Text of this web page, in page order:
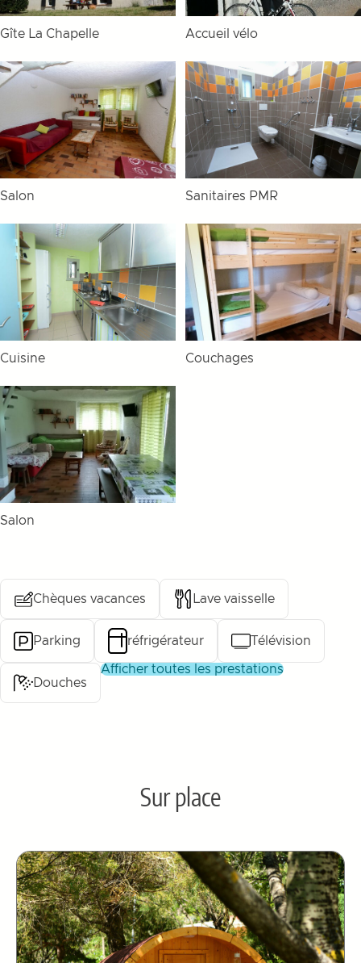
Gîte La Chapelle Accueil vélo
Salon Sanitaires PMR
Cuisine Couchages
Salon
Chèques vacances Lave vaisselle
Parking réfrigérateur Télévision
Douches
afficher toutes les prestations
Sur place